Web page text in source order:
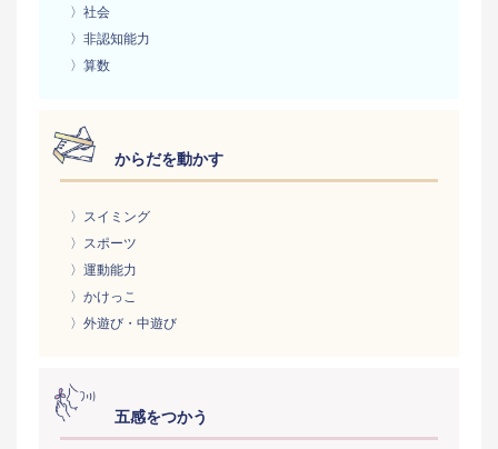
〉社会
〉非認知能力
〉算数
からだを動かす
〉スイミング
〉スポーツ
〉運動能力
〉かけっこ
〉外遊び・中遊び
五感をつかう